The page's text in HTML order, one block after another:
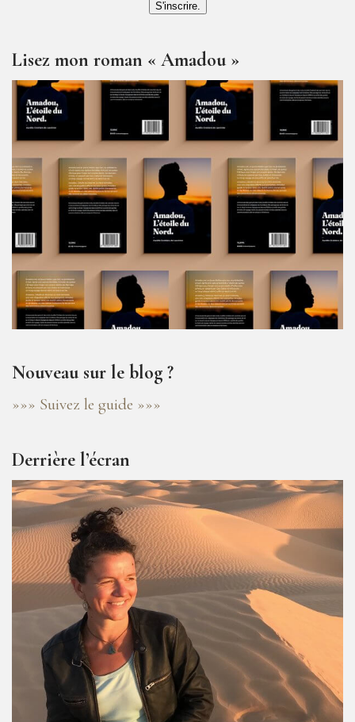
S'inscrire.
Lisez mon roman « Amadou »
Nouveau sur le blog ?
»»» Suivez le guide »»»
Derrière l’écran